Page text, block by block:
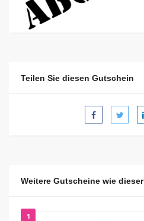
Teilen Sie diesen Gutschein
Weitere Gutscheine wie dieser
1